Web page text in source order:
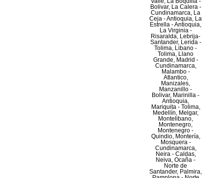
Bolivar, La Calera -
Cundinamarca, La
Ceja - Antioquia, La
Estrella - Antioquia,
La Virginia -
Risaralda, Lebrija-
Santander, Lerida -
Tolima, Libano -
Tolima, Llano
Grande, Madrid -
Cundinamarca,
Malambo -
Atlantico,
Manizales,
Manzanillo -
Bolivar, Marinilla -
Antioquia,
Mariquita - Tolima,
Medellín, Melgar,
Montelibano,
Montenegro,
Montenegro -
Quindio, Montería,
Mosquera -
Cundinamarca,
Neira - Caldas,
Neiva, Ocaña -
Norte de
Santander, Palmira,